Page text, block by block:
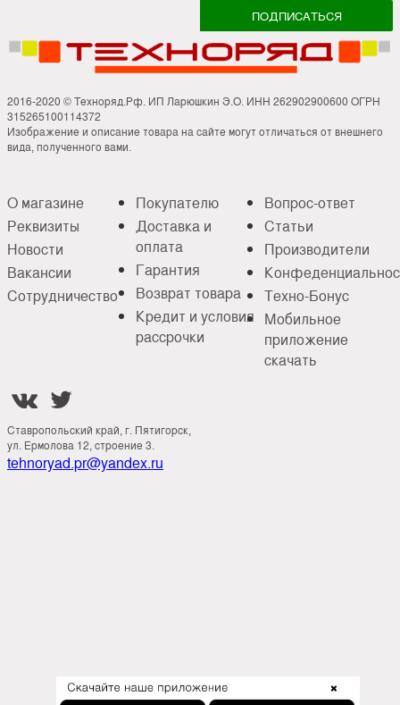
2016-2020 © Техноряд.Рф. ИП Ларюшкин Э.О. ИНН 262902900600 ОГРН
315265100114372
Изображение и описание товара на сайте могут отличаться от внешнего
вида, полученного вами.
О магазине
Реквизиты
Новости
Вакансии
Сотрудничество
Покупателю
Доставка и
оплата
Гарантия
Возврат товара
Кредит и условия
рассрочки
Вопрос-ответ
Статьи
Производители
Техно-Бонус
Мобильное
приложение
скачать
 
Ставропольский край, г. Пятигорск,
ул. Ермолова 12, строение 3.
tehnoryad.pr@yandex.ru